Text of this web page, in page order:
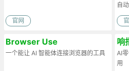
官网
自
Browser Use
一个能让 AI 智能体连接浏览器的工具
响
AI
用